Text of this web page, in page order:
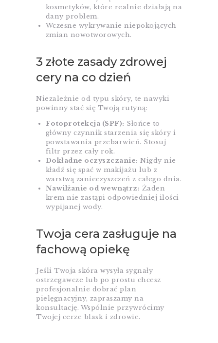
kosmetyków, które realnie działają na
dany problem.
Wczesne wykrywanie niepokojących
zmian nowotworowych.
3 złote zasady zdrowej
cery na co dzień
Niezależnie od typu skóry, te nawyki
powinny stać się Twoją rutyną:
Fotoprotekcja (SPF): Słońce to
główny czynnik starzenia się skóry i
powstawania przebarwień. Stosuj
filtr przez cały rok.
Dokładne oczyszczanie: Nigdy nie
kładź się spać w makijażu lub z
warstwą zanieczyszczeń z całego dnia.
Nawilżanie od wewnątrz: Żaden
krem nie zastąpi odpowiedniej ilości
wypijanej wody.
Twoja cera zasługuje na
fachową opiekę
Jeśli Twoja skóra wysyła sygnały
ostrzegawcze lub po prostu chcesz
profesjonalnie dobrać plan
pielęgnacyjny, zapraszamy na
konsultację. Wspólnie przywrócimy
Twojej cerze blask i zdrowie.